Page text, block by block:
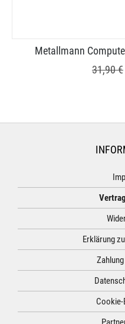
Metallmann
31,90 €
Erklärung
Cookie-